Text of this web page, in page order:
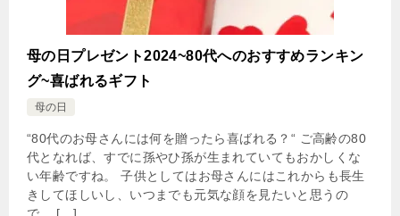
母の日プレゼント2024~80代へのおすすめランキン
グ~喜ばれるギフト
母の日
“80代のお母さんには何を贈ったら喜ばれる？“ ご高齢の80
代となれば、すでに孫やひ孫が生まれていてもおかしくな
い年齢ですね。 子供としてはお母さんにはこれからも長生
きしてほしいし、いつまでも元気な顔を見たいと思うの